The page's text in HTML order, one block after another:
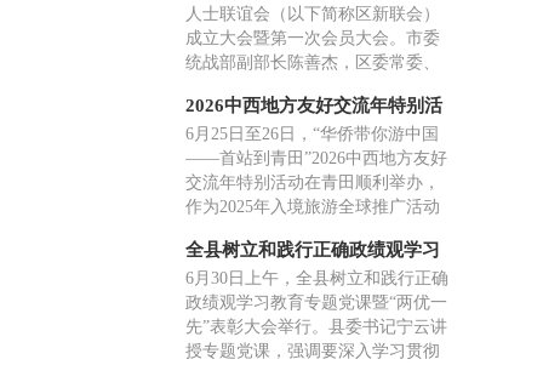
人士联谊会（以下简称区新联会）
成立大会暨第一次会员大会。市委
统战部副部长陈善杰，区委常委、
听取了镇海区新联会筹备工作报
告，审议通过了区新联会章程，选
举产生了第一届理事会及领导班
子。三关六码头（宁波）文化创意
发展有限公司董事长杨林当选会
2026中西地方友好交流年特别活
动在青田举行
6月25日至26日，“华侨带你游中国
——首站到青田”2026中西地方友好
交流年特别活动在青田顺利举办，
作为2025年入境旅游全球推广活动
化中西民间外交、文旅互通与产业
协作，邀请西班牙地方政府及文旅
行业代表走进青田考察交流，搭建
常态化友好合作平台。
全县树立和践行正确政绩观学习
教育专题党课暨“两优一先”表彰
大会举行
6月30日上午，全县树立和践行正确
政绩观学习教育专题党课暨“两优一
先”表彰大会举行。县委书记宁云讲
授专题党课，强调要深入学习贯彻